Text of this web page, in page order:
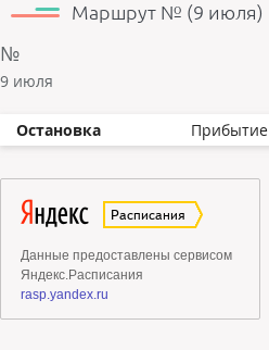
Маршрут № (9 июля)
№
9 июля
Остановка Прибытие